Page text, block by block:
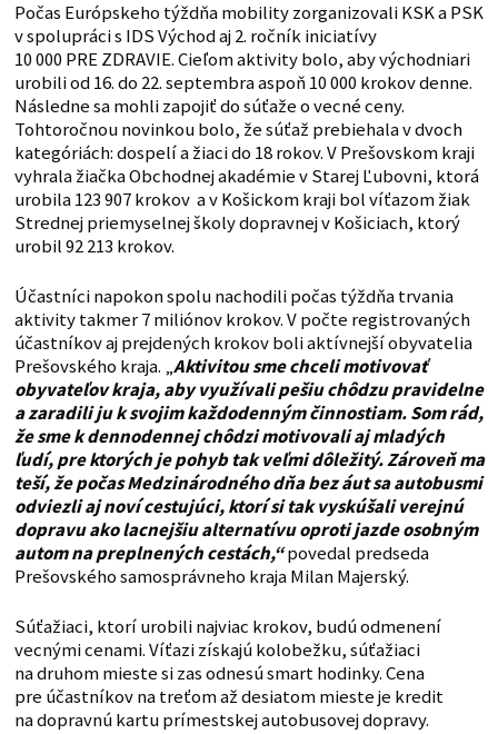
Počas Európskeho týždňa mobility zorganizovali KSK a PSK
v spolupráci s IDS Východ aj 2. ročník iniciatívy
10 000 PRE ZDRAVIE. Cieľom aktivity bolo, aby východniari
urobili od 16. do 22. septembra aspoň 10 000 krokov denne.
Následne sa mohli zapojiť do súťaže o vecné ceny.
Tohtoročnou novinkou bolo, že súťaž prebiehala v dvoch
kategóriách: dospelí a žiaci do 18 rokov. V Prešovskom kraji
vyhrala žiačka Obchodnej akadémie v Starej Ľubovni, ktorá
urobila 123 907 krokov a v Košickom kraji bol víťazom žiak
Strednej priemyselnej školy dopravnej v Košiciach, ktorý
urobil 92 213 krokov.
Účastníci napokon spolu nachodili počas týždňa trvania
aktivity takmer 7 miliónov krokov. V počte registrovaných
účastníkov aj prejdených krokov boli aktívnejší obyvatelia
Prešovského kraja. „Aktivitou sme chceli motivovať
obyvateľov kraja, aby využívali pešiu chôdzu pravidelne
a zaradili ju k svojim každodenným činnostiam. Som rád,
že sme k dennodennej chôdzi motivovali aj mladých
ľudí, pre ktorých je pohyb tak veľmi dôležitý. Zároveň ma
teší, že počas Medzinárodného dňa bez áut sa autobusmi
odviezli aj noví cestujúci, ktorí si tak vyskúšali verejnú
dopravu ako lacnejšiu alternatívu oproti jazde osobným
autom na preplnených cestách,“povedal predseda
Prešovského samosprávneho kraja Milan Majerský.
Súťažiaci, ktorí urobili najviac krokov, budú odmenení
vecnými cenami. Víťazi získajú kolobežku, súťažiaci
na druhom mieste si zas odnesú smart hodinky. Cena
pre účastníkov na treťom až desiatom mieste je kredit
na dopravnú kartu prímestskej autobusovej dopravy.